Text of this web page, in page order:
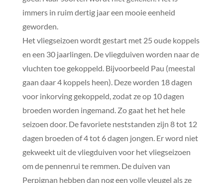
immers in ruim dertig jaar een mooie eenheid
geworden.
Het vliegseizoen wordt gestart met 25 oude koppels
en een 30 jaarlingen. De vliegduiven worden naar de
vluchten toe gekoppeld. Bijvoorbeeld Pau (meestal
gaan daar 4 koppels heen). Deze worden 18 dagen
voor inkorving gekoppeld, zodat ze op 10 dagen
broeden worden ingemand. Zo gaat het het hele
seizoen door. De favoriete neststanden zijn 8 tot 12
dagen broeden of 4 tot 6 dagen jongen. Er word niet
gekweekt uit de vliegduiven voor het vliegseizoen
om de pennenrui te remmen. De duiven van
Perpignan hebben dan nog een volle vleugel als ze